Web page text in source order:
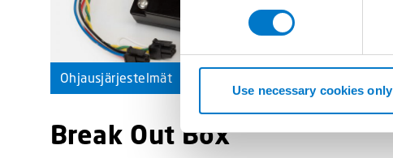
s
e
Use necessary cookies only
Ohjausjärjestelmät
Break Out Box